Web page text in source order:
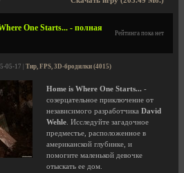
One Starts... - полная
Рейтинга пока нет
05-17 | Тир, FPS, 3D-бродилки (4015)
Home is Where One Starts... -
созерцательное приключение от
независимого разработчика David
Wehle . Исследуйте загадочное
предместье, расположенное в
американской глубинке, и
помогите маленькой девочке
отыскать ее дом.